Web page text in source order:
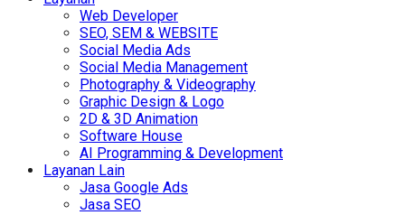
Web Developer
SEO, SEM & WEBSITE
Social Media Ads
Social Media Management
Photography & Videography
Graphic Design & Logo
2D & 3D Animation
Software House
AI Programming & Development
Layanan Lain
Jasa Google Ads
Jasa SEO